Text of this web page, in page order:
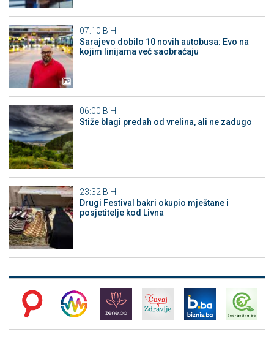
07:10 BiH
Sarajevo dobilo 10 novih autobusa: Evo na
kojim linijama već saobraćaju
06:00 BiH
Stiže blagi predah od vrelina, ali ne zadugo
23:32 BiH
Drugi Festival bakri okupio mještane i
posjetitelje kod Livna